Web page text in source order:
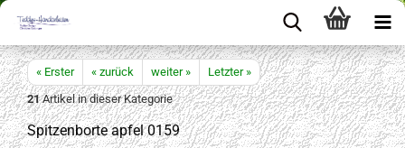
« Erster « zurück weiter »
Letzter »
21Artikel in dieser Kategorie
Spitzenborte apfel 0159